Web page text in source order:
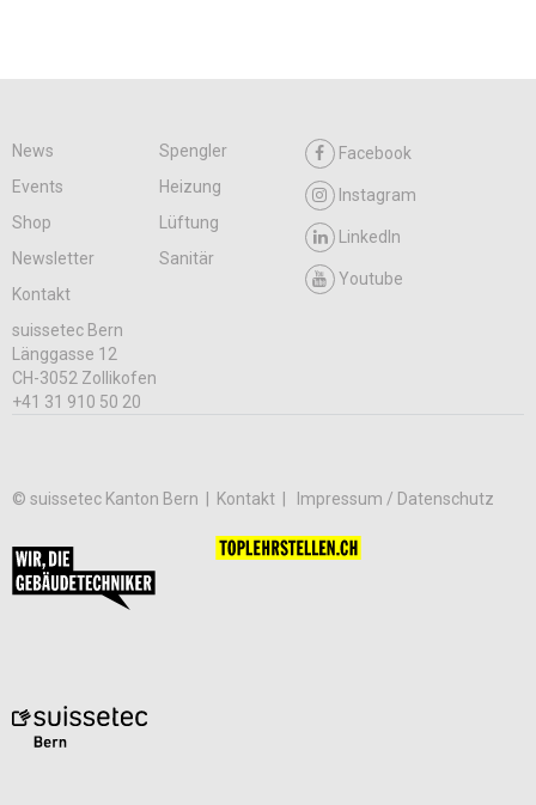
News
Spengler
Events
Heizung
Shop
Lüftung
Newsletter
Sanitär
Kontakt
Facebook
Instagram
LinkedIn
Youtube
suissetec Bern
Länggasse 12
CH-3052 Zollikofen
+41 31 910 50 20
© suissetec Kanton Bern | Kontakt Impressum / Datenschutz